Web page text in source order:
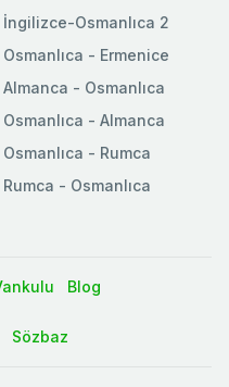
İngilizce-Osmanlıca 2
Osmanlıca - Ermenice
Almanca - Osmanlıca
Osmanlıca - Almanca
Osmanlıca - Rumca
Rumca - Osmanlıca
Blog
Sözbaz